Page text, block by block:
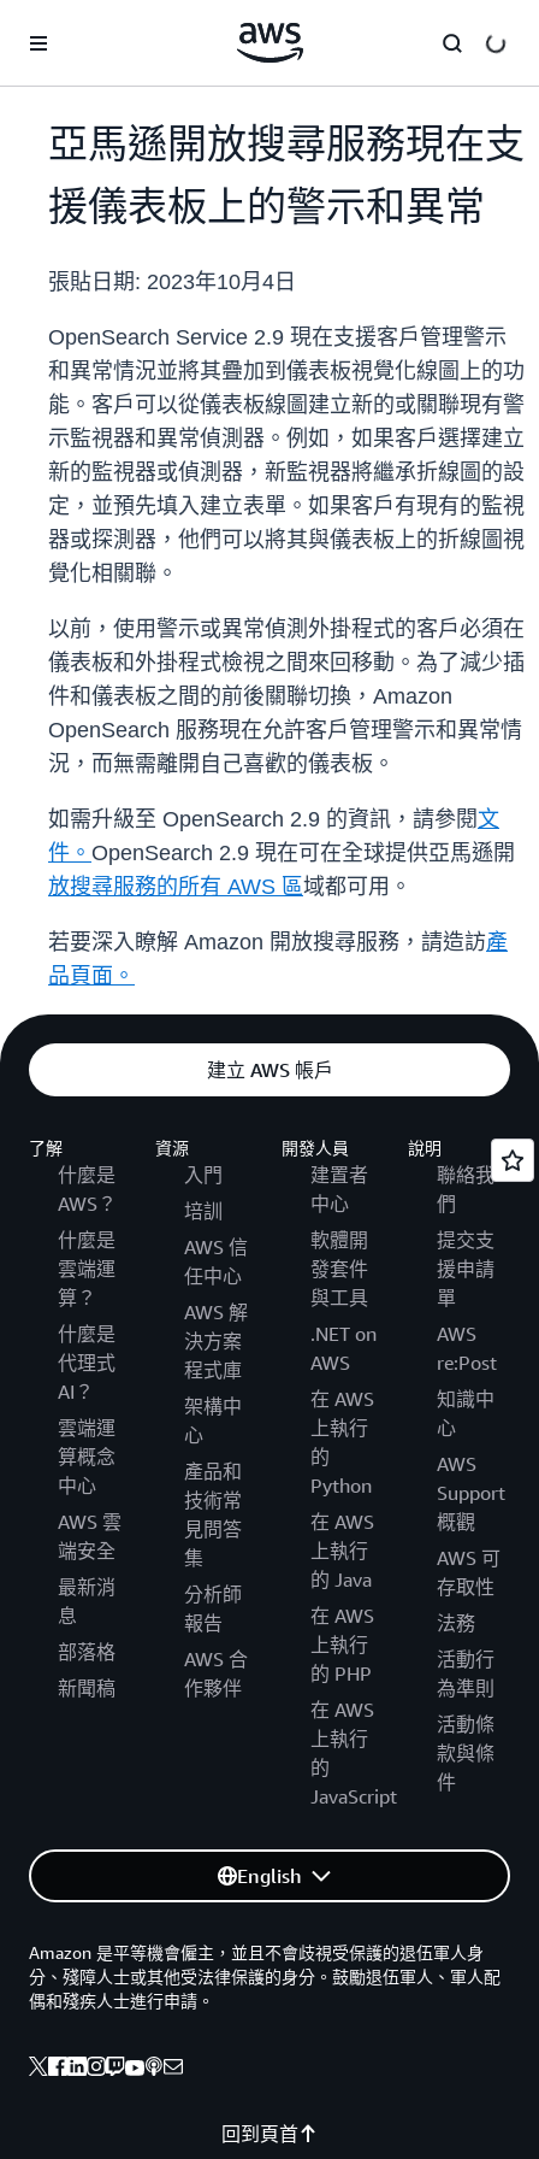
亞馬遜開放搜尋服務現在支
援儀表板上的警示和異常
張貼日期: 2023年10月4日
OpenSearch Service 2.9 現在支援客戶管理警示
和異常情況並將其疊加到儀表板視覺化線圖上的功
能。客戶可以從儀表板線圖建立新的或關聯現有警
示監視器和異常偵測器。例如，如果客戶選擇建立
新的監視器或偵測器，新監視器將繼承折線圖的設
定，並預先填入建立表單。如果客戶有現有的監視
器或探測器，他們可以將其與儀表板上的折線圖視
覺化相關聯。
以前，使用警示或異常偵測外掛程式的客戶必須在
儀表板和外掛程式檢視之間來回移動。為了減少插
件和儀表板之間的前後關聯切換，Amazon
OpenSearch 服務現在允許客戶管理警示和異常情
況，而無需離開自己喜歡的儀表板。
如需升級至 OpenSearch 2.9 的資訊，請參閱文
件。 OpenSearch 2.9 現在可在全球提供亞馬遜開
放搜尋服務的所有 AWS 區域都可用。
若要深入瞭解 Amazon 開放搜尋服務，請造訪產
品頁面。
建立 AWS 帳戶
了解
什麼是
AWS？
什麼是
雲端運
算？
什麼是
代理式
AI？
雲端運
算概念
中心
AWS 雲
端安全
最新消
息
部落格
新聞稿
資源
入門
培訓
AWS 信
任中心
AWS 解
決方案
程式庫
架構中
心
產品和
技術常
見問答
集
分析師
報告
AWS 合
作夥伴
開發人員
建置者
中心
軟體開
發套件
與工具
.NET on
AWS
在 AWS
上執行
的
Python
在 AWS
上執行
的 Java
在 AWS
上執行
的 PHP
在 AWS
上執行
的
JavaScript
說明
聯絡我
們
提交支
援申請
單
AWS
re:Post
知識中
心
AWS
Support
概觀
AWS 可
存取性
法務
活動行
為準則
活動條
款與條
件
English
回到頁首
Amazon 是平等機會僱主，並且不會歧視受保護的退伍軍人身
分、殘障人士或其他受法律保護的身分。鼓勵退伍軍人、軍人配
偶和殘疾人士進行申請。